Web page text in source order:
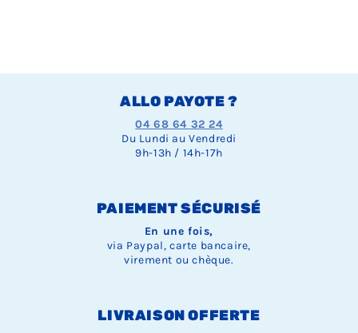
ALLO PAYOTE ?
04 68 64 32 24
Du Lundi au Vendredi
9h-13h / 14h-17h
PAIEMENT SÉCURISÉ
En une fois,
via Paypal, carte bancaire,
virement ou chèque.
LIVRAISON OFFERTE